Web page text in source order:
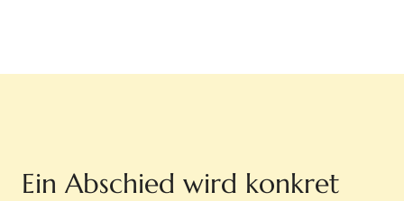
Ein Abschied wird konkret